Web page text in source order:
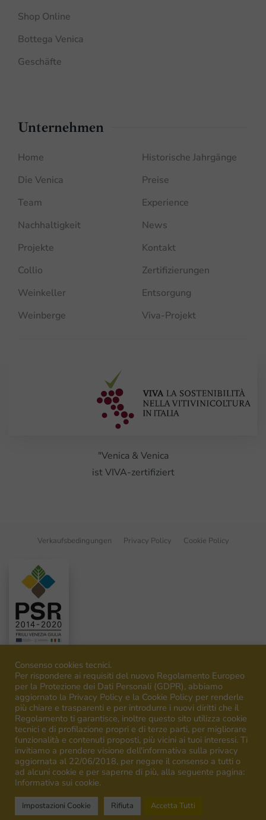
Shop Online
Bottega Venica
Geschäfte
Unternehmen
Home
Die Venica
Team
Nachhaltigkeit
Projekte
Collio
Weinkeller
Weinberge
Historische Jahrgänge
Preise
Experience
News
Kontakt
Zertifizierungen
Entsorgung
Viva-Projekt
"Venica & Venica
ist VIVA-zertifiziert
Verkaufsbedingungen Privacy Policy Cookie Policy
©2026Venica&Venica. All rights reserved. P.I. IT00492040316
Campagna finanziata ai sensi del regolamento UE n.1308/13
Campaign financed according to EU regulation n.1308/13
Consenso cookies tecnici.
Per rispondere ai requisiti del nuovo Regolamento Europeo
per la Protezione dei Dati Personali (GDPR), abbiamo
aggiornato la Privacy Policy e la Cookie Policy per renderle
più chiare e trasparenti e per introdurre i nuovi diritti che il
Regolamento ti garantisce, inoltre questo sito utilizza cookie
tecnici e di profilazione propri e di terze parti, per migliorare
funzionalità e contenuti proposti, più vicini ai tuoi interessi. Ti
invitiamo a prendere visione dell'informativa sulla privacy
aggiornata al 22/06/2018, per negare il consenso a tutti o
ad alcuni cookie e per saperne di più, alla seguente pagina:
Informativa sui cookie.
Impostazioni Cookie Rifiuta Accetta Tutti